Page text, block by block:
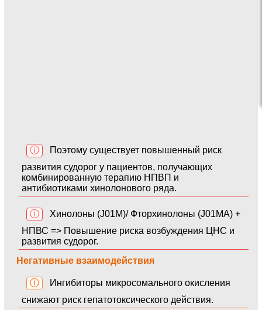
ⓘ
Поэтому существует повышенный риск
развития судорог у пациентов, получающих
комбинированную терапию НПВП и
антибиотиками хинолонового ряда.
ⓘ
Хинолоны (J01M)/ Фторхинолоны (J01MA) +
НПВС => Повышение риска возбуждения ЦНС и
развития судорог.
Негативные взаимодействия
ⓘ
Ингибиторы микросомального окисления
снижают риск гепатотоксического действия.